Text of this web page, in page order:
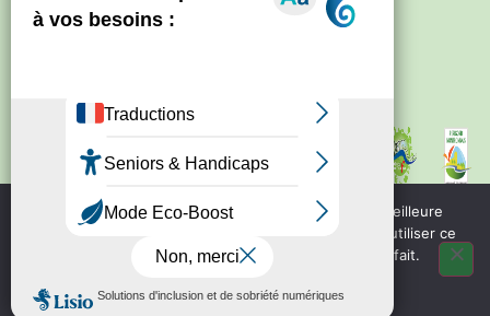
Site créé par
Politique de confidentialité
Mentions
touristique de Nontron
Bureau d'information
Bureau d'information
touristique de Varaignes
Nous utilisons des cookies pour vous garantir la meilleure
expérience sur notre site web. Si vous continuez à utiliser ce
site, nous supposerons que vous en êtes satisfait.
OK